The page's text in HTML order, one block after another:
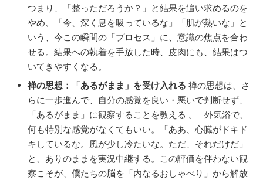
つまり、「整っただろうか？」と結果を追い求めるのを
やめ、「今、深く息を吸っているな」「肌が熱いな」と
いう、今この瞬間の「プロセス」に、意識の焦点を合わ
せる。結果への執着を手放した時、皮肉にも、結果はつ
いてきやすくなる。
禅の思想：「あるがまま」を受け入れる 禅の思想は、さ
らに一歩進んで、自分の感覚を良い・悪いで判断せず、
「あるがまま」に観察することを教える 。 外気浴で、
何も特別な感覚がなくてもいい。「ああ、心臓がドキド
キしているな。風が少し冷たいな。ただ、それだけだ」
と、ありのままを実況中継する。この評価を伴わない観
察こそが、僕たちの脳を「内なるおしゃべり」から解放